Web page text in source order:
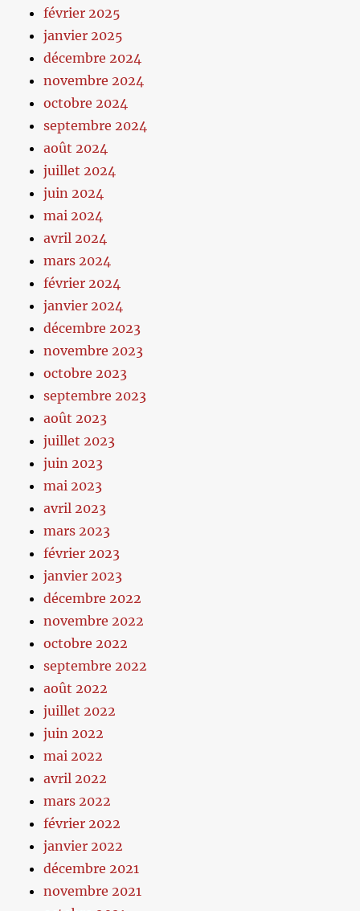
février 2025
janvier 2025
décembre 2024
novembre 2024
octobre 2024
septembre 2024
août 2024
juillet 2024
juin 2024
mai 2024
avril 2024
mars 2024
février 2024
janvier 2024
décembre 2023
novembre 2023
octobre 2023
septembre 2023
août 2023
juillet 2023
juin 2023
mai 2023
avril 2023
mars 2023
février 2023
janvier 2023
décembre 2022
novembre 2022
octobre 2022
septembre 2022
août 2022
juillet 2022
juin 2022
mai 2022
avril 2022
mars 2022
février 2022
janvier 2022
décembre 2021
novembre 2021